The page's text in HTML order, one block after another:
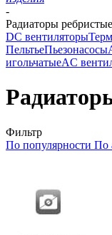
-
Радиаторы ребристые
DC вентиляторы
ПельтьеПьезонасосы
игольчатыеAC
Фильтр
По популярности По